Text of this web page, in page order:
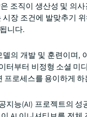
조직이 생산성 및 의
장 조건에 발맞추기
니다.
의 개발 및 훈련이며,
터부터 비정형 소셜 미
프로세스를 용이하게
지능(AI) 프로젝트의